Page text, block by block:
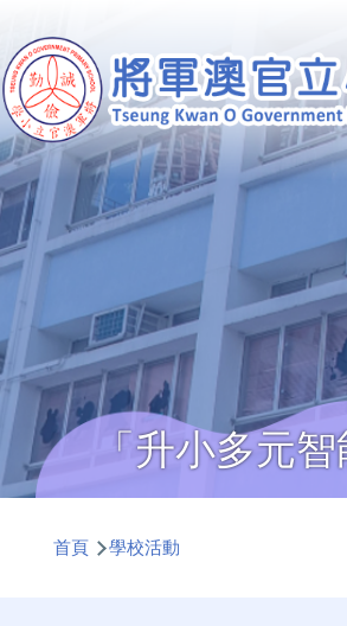
「升小多元
航
首頁 學校活動